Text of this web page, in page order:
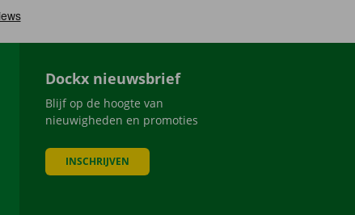
Dockx nieuwsbrief
Blijf op de hoogte van
nieuwigheden en promoties
INSCHRIJVEN